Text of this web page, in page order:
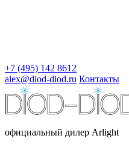
+7 (495) 142 8612
alex@diod-diod.ru Контакты
официальный дилер Arlight